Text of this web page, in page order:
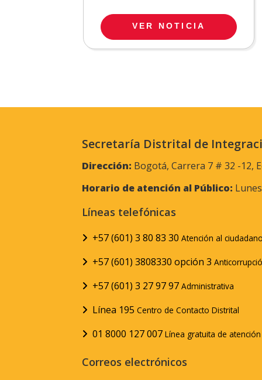
VER NOTICIA
Secretaría Distrital de
Dirección: Bogotá, Carrera 7 # 32 -12,
Horario de atención al Público:
Líneas telefónicas
+57 (601) 3 80 83 30 Atención al
+57 (601) 3808330 opción 3
+57 (601) 3 27 97 97 Administrativa
Línea 195 Centro de Contacto Distrital
01 8000 127 007 Línea gratuita de
Correos electrónicos